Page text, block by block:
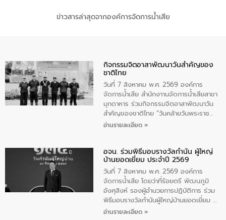
ข่าวสารล่าสุดจากองค์การจัดการน้ำเสีย
กิจกรรมจิตอาสาพัฒนาวันสําคัญของ
ชาติไทย
วันที่ 7 สิงหาคม พ.ศ. 2569 องค์การ
จัดการน้ำเสีย สำนักงาานจัดการน้ำเสียสาขา
มุกดาหาร ร่วมกิจกรรมจิตอาสาพัฒนาวัน
สําคัญของชาติไทย “วันคล้ายวันพระราช
สมภพ สมเด็จพระนางเจ้าสิริกิติ์พระบรม
ทิพย์คำ รองผู้ว่าราชการจังหวัดมุกดาหาร
เป็นประธานในพิธี ณ เรือนจําชั่วคราวนาโสก
ตําบลนาโสก อําเภอเมืองมุกดาหาร จังหวัด
มุกดาหาร โดยในกิจกรรมได้ร่วมปลูกป่า และ
ทําความสะอาดภายในบริเวณ จัดกิจกรรม
เพื่อถวายเป็นพระราชกุศล สมเด็จพระนาง
เจ้าสิริกิติ์พระบรมราชินีนาถ พระบรมราช
อ่านรายละเอียด »
อจน. ร่วมพิธีมอบรางวัลกำนัน ผู้ใหญ่
บ้านยอดเยี่ยม ประจำปี 2569
วันที่ 7 สิงหาคม พ.ศ. 2569 องค์การ
จัดการน้ำเสีย โดยว่าที่ร้อยตรี พัฒนภูมิ
อังศุสิงห์ รองผู้อำนวยการปฏิบัติการ ร่วม
พิธีมอบรางวัลกำนันผู้ใหญ่บ้านยอดเยี่ยม ณ
ทำเนียบรัฐบาล โดยมีนายอนุทิน ชาญวีรกูล
อ่านรายละเอียด »